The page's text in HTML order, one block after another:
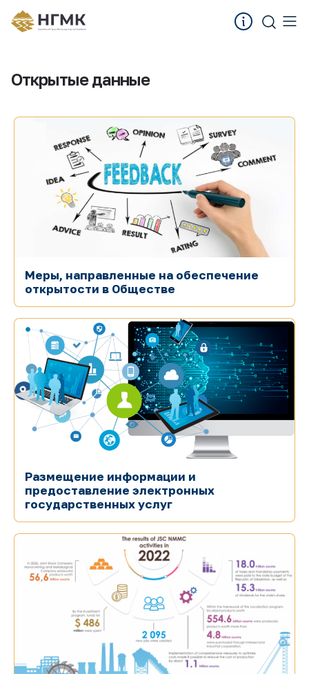
Открытые данные
Меры, направленные на обеспечение
открытости в Обществе
Размещение информации и
предоставление электронных
государственных услуг